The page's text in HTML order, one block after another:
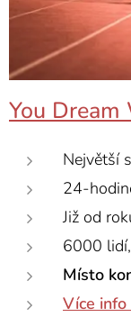
You Dream
Největší
24-
Již od
6000
Místo
Více